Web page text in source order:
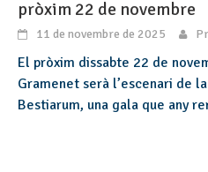
pròxim 22 de novembre
11 de novembre de 2025
El pròxim dissabte 22 de
Gramenet serà l’escenari de
Bestiarum, una gala que any